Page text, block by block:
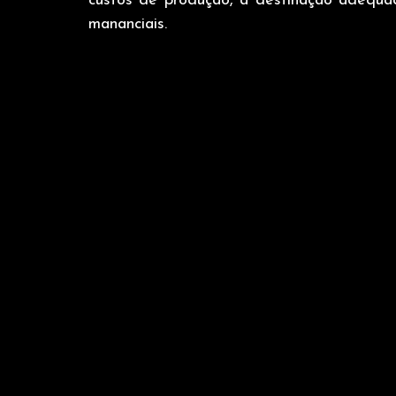
mananciais.